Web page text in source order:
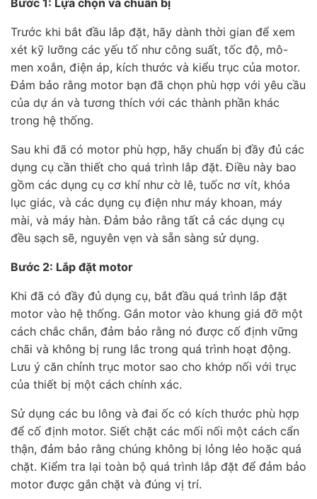
Bước 1: Lựa chọn và chuẩn bị
Trước khi bắt đầu lắp đặt, hãy dành thời gian để xem
xét kỹ lưỡng các yếu tố như công suất, tốc độ, mô-
men xoắn, điện áp, kích thước và kiểu trục của motor.
Đảm bảo rằng motor bạn đã chọn phù hợp với yêu cầu
của dự án và tương thích với các thành phần khác
trong hệ thống.
Sau khi đã có motor phù hợp, hãy chuẩn bị đầy đủ các
dụng cụ cần thiết cho quá trình lắp đặt. Điều này bao
gồm các dụng cụ cơ khí như cờ lê, tuốc nơ vít, khóa
lục giác, và các dụng cụ điện như máy khoan, máy
mài, và máy hàn. Đảm bảo rằng tất cả các dụng cụ
đều sạch sẽ, nguyên vẹn và sẵn sàng sử dụng.
Bước 2: Lắp đặt motor
Khi đã có đầy đủ dụng cụ, bắt đầu quá trình lắp đặt
motor vào hệ thống. Gắn motor vào khung giá đỡ một
cách chắc chắn, đảm bảo rằng nó được cố định vững
chãi và không bị rung lắc trong quá trình hoạt động.
Lưu ý căn chỉnh trục motor sao cho khớp nối với trục
của thiết bị một cách chính xác.
Sử dụng các bu lông và đai ốc có kích thước phù hợp
để cố định motor. Siết chặt các mối nối một cách cẩn
thận, đảm bảo rằng chúng không bị lỏng lẻo hoặc quá
chặt. Kiểm tra lại toàn bộ quá trình lắp đặt để đảm bảo
motor được gắn chặt và đúng vị trí.